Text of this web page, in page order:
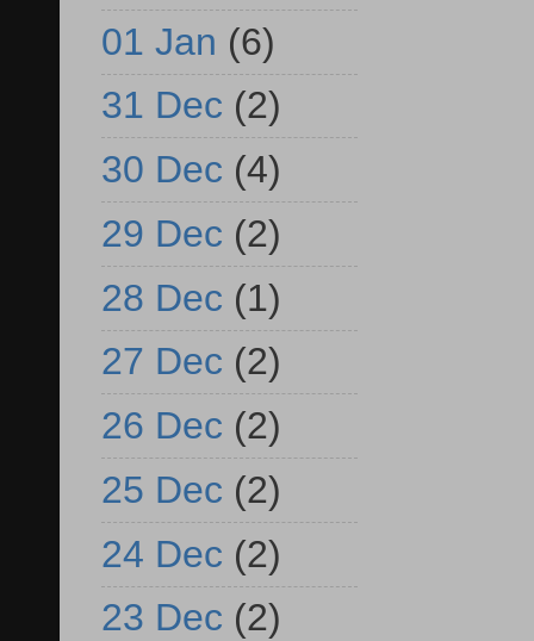
01 Jan (6)
31 Dec (2)
30 Dec (4)
29 Dec (2)
28 Dec (1)
27 Dec (2)
26 Dec (2)
25 Dec (2)
24 Dec (2)
23 Dec (2)